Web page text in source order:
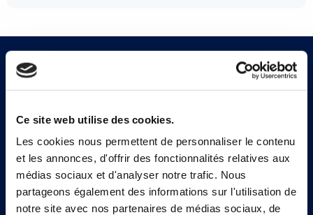
Ce site web utilise des cookies.
Les cookies nous permettent de personnaliser le contenu
et les annonces, d'offrir des fonctionnalités relatives aux
médias sociaux et d'analyser notre trafic. Nous
partageons également des informations sur l'utilisation de
notre site avec nos partenaires de médias sociaux, de
Abonnez-vous à notre
Inscrivez-vous